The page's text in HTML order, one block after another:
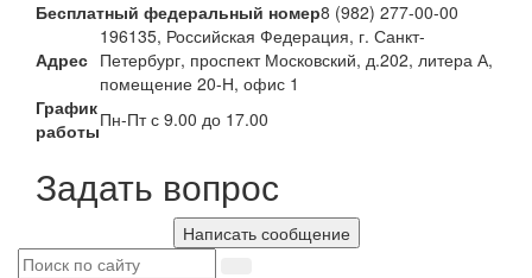
Бесплатный федеральный номер8 (982) 277-00-00
Адрес
196135, Российская Федерация, г. Санкт-
Петербург, проспект Московский, д.202, литера А,
помещение 20-Н, офис 1
График
работыПн-Пт с 9.00 до 17.00
Задать вопрос
Написать сообщение